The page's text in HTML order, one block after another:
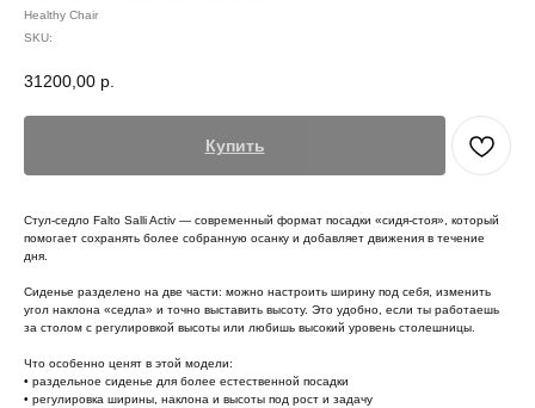
Healthy Chair
SKU:
31200,00 р.
Купить
Стул-седло Falto Salli Activ — современный формат посадки «сидя-стоя», который
помогает сохранять более собранную осанку и добавляет движения в течение
дня.
Сиденье разделено на две части: можно настроить ширину под себя, изменить
угол наклона «седла» и точно выставить высоту. Это удобно, если ты работаешь
за столом с регулировкой высоты или любишь высокий уровень столешницы.
Что особенно ценят в этой модели:
• раздельное сиденье для более естественной посадки
• регулировка ширины, наклона и высоты под рост и задачу